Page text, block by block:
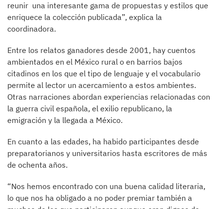
reunir una interesante gama de propuestas y estilos que
enriquece la colección publicada”, explica la
coordinadora.
Entre los relatos ganadores desde 2001, hay cuentos
ambientados en el México rural o en barrios bajos
citadinos en los que el tipo de lenguaje y el vocabulario
permite al lector un acercamiento a estos ambientes.
Otras narraciones abordan experiencias relacionadas con
la guerra civil española, el exilio republicano, la
emigración y la llegada a México.
En cuanto a las edades, ha habido participantes desde
preparatorianos y universitarios hasta escritores de más
de ochenta años.
“Nos hemos encontrado con una buena calidad literaria,
lo que nos ha obligado a no poder premiar también a